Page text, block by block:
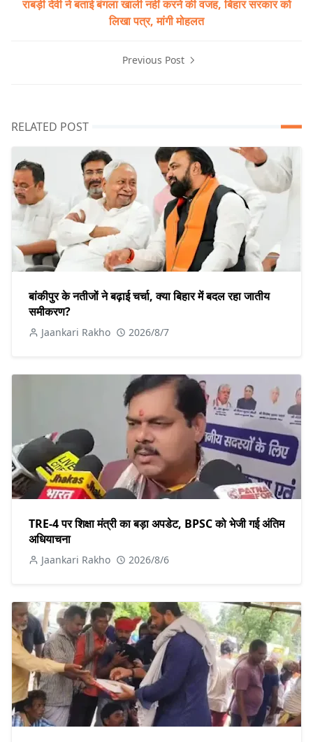
राबड़ी देवी ने बताई बंगला खाली नहीं करने की वजह, बिहार सरकार को
लिखा पत्र, मांगी मोहलत
Previous Post
RELATED POST
बांकीपुर के नतीजों ने बढ़ाई चर्चा, क्या बिहार में बदल रहा जातीय
समीकरण?
Jaankari Rakho 2026/8/7
TRE-4 पर शिक्षा मंत्री का बड़ा अपडेट, BPSC को भेजी गई अंतिम
अधियाचना
Jaankari Rakho 2026/8/6